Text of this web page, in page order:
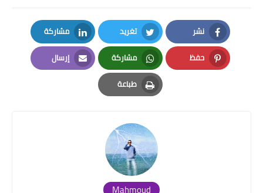
نشر
Facebook
تغريد
Twitter
مشاركة
LinkedIn
حفظ
Pinterest
مشاركة
Whatsapp
إرسال
Email
طباعة
Print